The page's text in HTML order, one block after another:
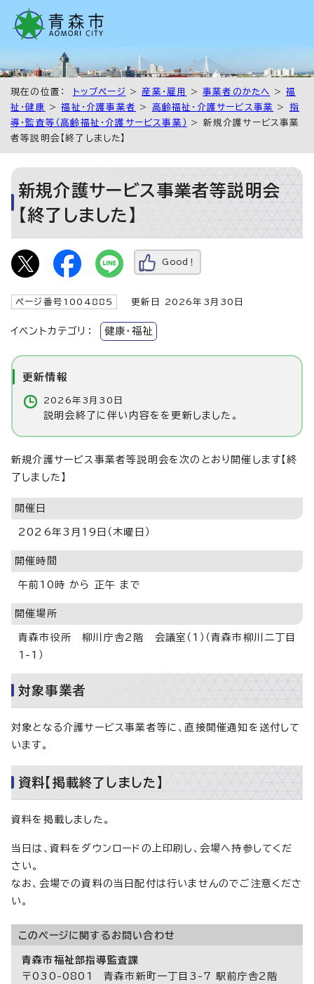
現在の位置： トップページ > 産業・雇用 >事業者のかたへ >福
祉・健康
>福祉・介護事業者 > 高齢福祉・介護サービス事業 > 指
導・監査等（高齢福祉・介護サービス事業）
> 新規介護サービス事業
者等説明会【終了しました】
新規介護サービス事業者等説明会
【終了しました】
Good！
ページ番号1004885 更新日 2026年3月30日
イベントカテゴリ： 健康・福祉
更新情報
2026年3月30日
説明会終了に伴い内容をを更新しました。
新規介護サービス事業者等説明会を次のとおり開催します【終
了しました】
開催日
2026年3月19日（木曜日）
開催時間
午前10時 から 正午 まで
開催場所
青森市役所 柳川庁舎2階 会議室（1）（青森市柳川二丁目
1-1）
対象事業者
対象となる介護サービス事業者等に、直接開催通知を送付して
います。
資料【掲載終了しました】
資料を掲載しました。
当日は、資料をダウンロードの上印刷し、会場へ持参してくだ
さい。
なお、会場での資料の当日配付は行いませんのでご注意くださ
い。
このページに関する お問い合わせ
青森市福祉部指導監査課
〒030-0801 青森市新町一丁目3-7 駅前庁舎2階